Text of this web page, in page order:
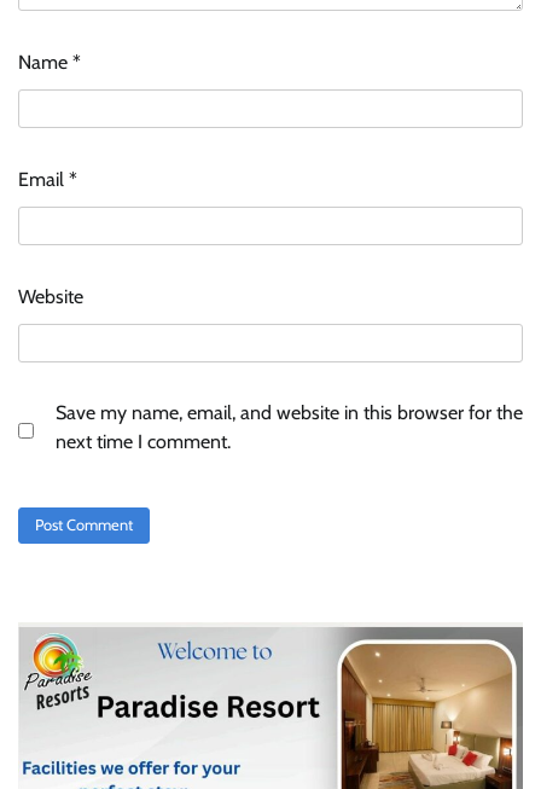
Name *
Email *
Website
Save my name, email, and website in this browser for the
next time I comment.